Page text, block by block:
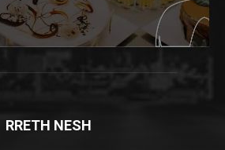
RRETH NESH